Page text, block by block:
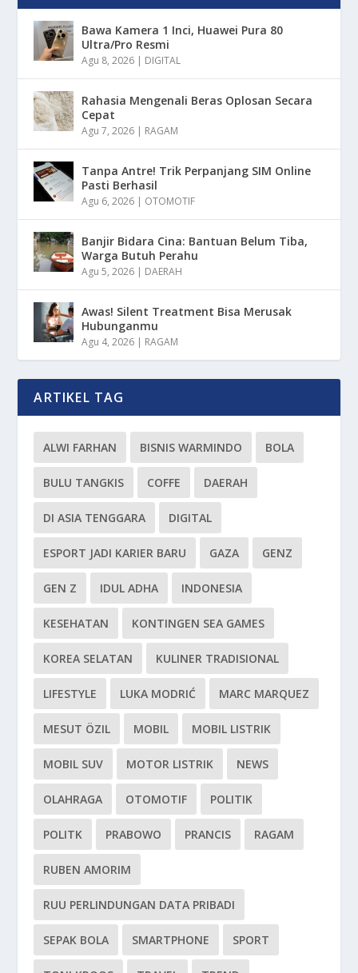
Bawa Kamera 1 Inci, Huawei Pura 80
Ultra/Pro Resmi
Agu 8, 2026 | DIGITAL
Rahasia Mengenali Beras Oplosan Secara
Cepat
Agu 7, 2026 | RAGAM
Tanpa Antre! Trik Perpanjang SIM Online
Pasti Berhasil
Agu 6, 2026 | OTOMOTIF
Banjir Bidara Cina: Bantuan Belum Tiba,
Warga Butuh Perahu
Agu 5, 2026 | DAERAH
Awas! Silent Treatment Bisa Merusak
Hubunganmu
Agu 4, 2026 | RAGAM
ARTIKEL TAG
ALWI FARHAN BISNIS WARMINDO BOLA
BULU TANGKIS COFFE DAERAH
DI ASIA TENGGARA DIGITAL
ESPORT JADI KARIER BARU GAZA GENZ
GEN Z IDUL ADHA INDONESIA
KESEHATAN KONTINGEN SEA GAMES
KOREA SELATAN KULINER TRADISIONAL
LIFESTYLE LUKA MODRIĆ MARC MARQUEZ
MESUT ÖZIL MOBIL MOBIL LISTRIK
MOBIL SUV MOTOR LISTRIK NEWS
OLAHRAGA OTOMOTIF POLITIK
POLITK PRABOWO PRANCIS RAGAM
RUBEN AMORIM
RUU PERLINDUNGAN DATA PRIBADI
SEPAK BOLA SMARTPHONE SPORT